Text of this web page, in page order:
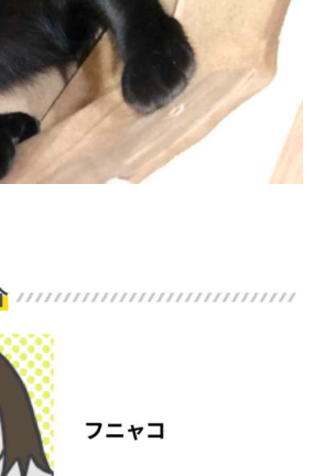
閉じる
アプリで開く
アプリをダウンロードする